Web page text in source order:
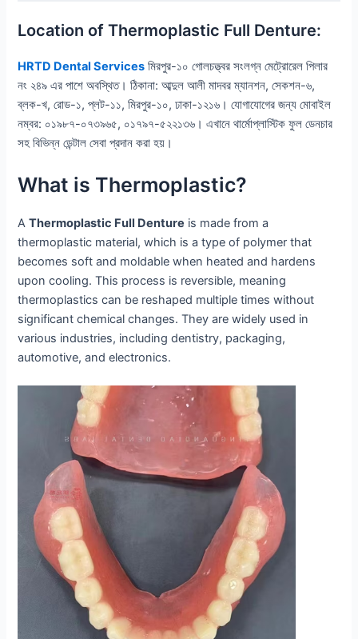
Location of Thermoplastic Full Denture:
HRTD Dental Services মিরপুর-১০ গোলচত্ত্বর সংলগ্ন মেট্রোরেল পিলার
নং ২৪৯ এর পাশে অবস্থিত। ঠিকানা: আব্দুল আলী মাদবর ম্যানশন, সেকশন-৬,
ব্লক-খ, রোড-১, প্লট-১১, মিরপুর-১০, ঢাকা-১২১৬। যোগাযোগের জন্য মোবাইল
নম্বর: ০১৯৮৭-০৭৩৯৬৫, ০১৭৯৭-৫২২১৩৬। এখানে থার্মোপ্লাস্টিক ফুল ডেনচার
সহ বিভিন্ন ডেন্টাল সেবা প্রদান করা হয়।
What is Thermoplastic?
AThermoplastic Full Denture is made from a
thermoplastic material, which is a type of polymer that
becomes soft and moldable when heated and hardens
upon cooling. This process is reversible, meaning
thermoplastics can be reshaped multiple times without
significant chemical changes. They are widely used in
various industries, including dentistry, packaging,
automotive, and electronics.